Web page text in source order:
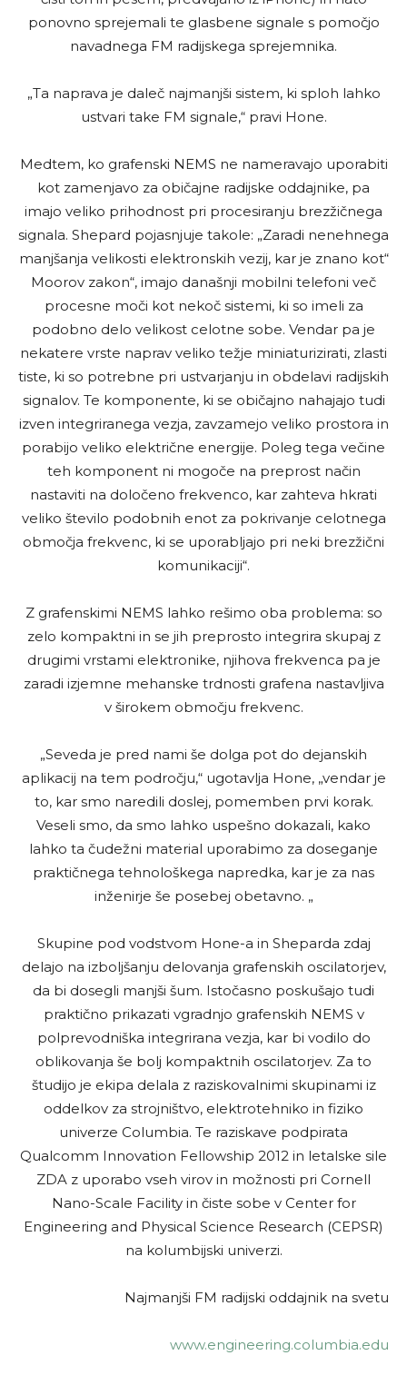
ponovno sprejemali te glasbene signale s pomočjo
navadnega FM radijskega sprejemnika.
„Ta naprava je daleč najmanjši sistem, ki sploh lahko
ustvari take FM signale,“ pravi Hone.
Medtem, ko grafenski NEMS ne nameravajo uporabiti
kot zamenjavo za običajne radijske oddajnike, pa
imajo veliko prihodnost pri procesiranju brezžičnega
signala. Shepard pojasnjuje takole: „Zaradi nenehnega
manjšanja velikosti elektronskih vezij, kar je znano kot“
Moorov zakon“, imajo današnji mobilni telefoni več
procesne moči kot nekoč sistemi, ki so imeli za
podobno delo velikost celotne sobe. Vendar pa je
nekatere vrste naprav veliko težje miniaturizirati, zlasti
tiste, ki so potrebne pri ustvarjanju in obdelavi radijskih
signalov. Te komponente, ki se običajno nahajajo tudi
izven integriranega vezja, zavzamejo veliko prostora in
porabijo veliko električne energije. Poleg tega večine
teh komponent ni mogoče na preprost način
nastaviti na določeno frekvenco, kar zahteva hkrati
veliko število podobnih enot za pokrivanje celotnega
območja frekvenc, ki se uporabljajo pri neki brezžični
komunikaciji“.
Z grafenskimi NEMS lahko rešimo oba problema: so
zelo kompaktni in se jih preprosto integrira skupaj z
drugimi vrstami elektronike, njihova frekvenca pa je
zaradi izjemne mehanske trdnosti grafena nastavljiva
v širokem območju frekvenc.
„Seveda je pred nami še dolga pot do dejanskih
aplikacij na tem področju,“ ugotavlja Hone, „vendar je
to, kar smo naredili doslej, pomemben prvi korak.
Veseli smo, da smo lahko uspešno dokazali, kako
lahko ta čudežni material uporabimo za doseganje
praktičnega tehnološkega napredka, kar je za nas
inženirje še posebej obetavno. „
Skupine pod vodstvom Hone-a in Sheparda zdaj
delajo na izboljšanju delovanja grafenskih oscilatorjev,
da bi dosegli manjši šum. Istočasno poskušajo tudi
praktično prikazati vgradnjo grafenskih NEMS v
polprevodniška integrirana vezja, kar bi vodilo do
oblikovanja še bolj kompaktnih oscilatorjev. Za to
študijo je ekipa delala z raziskovalnimi skupinami iz
oddelkov za strojništvo, elektrotehniko in fiziko
univerze Columbia. Te raziskave podpirata
Qualcomm Innovation Fellowship 2012 in letalske sile
ZDA z uporabo vseh virov in možnosti pri Cornell
Nano-Scale Facility in čiste sobe v Center for
Engineering and Physical Science Research (CEPSR)
na kolumbijski univerzi.
Najmanjši FM radijski oddajnik na svetu
www.engineering.columbia.edu